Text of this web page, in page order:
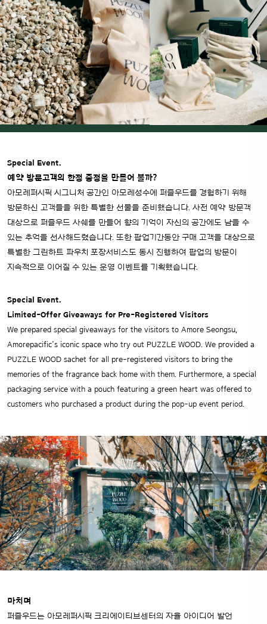
Special Event.
예약 방문고객의 한정 증정을 만들어 볼까?
아모레퍼시픽 시그니처 공간인 아모레성수에 퍼즐우드를 경험하기 위해
방문하신 고객들을 위한 특별한 선물을 준비했습니다. 사전 예약 방문객
대상으로 퍼즐우드 사쉐를 만들어 향의 기억이 자신의 공간에도 남을 수
있는 추억을 선사해드렸습니다. 또한 팝업기간동안 구매 고객을 대상으로
특별한 그린하트 파우치 포장서비스도 동시 진행하여 팝업의 방문이
지속적으로 이어질 수 있는 운영 이벤트를 기획했습니다.
Special Event.
Limited-Offer Giveaways for Pre-Registered Visitors
We prepared special giveaways for the visitors to Amore Seongsu,
Amorepacific’s iconic space who try out PUZZLE WOOD. We provided a
PUZZLE WOOD sachet for all pre-registered visitors to bring the
memories of the fragrance back home with them. Furthermore, a special
packaging service with a pouch featuring a green heart was offered to
customers who purchased a product during the pop-up event period.
마치며
퍼즐우드는 아모레퍼시픽 크리에이티브센터의 자율 아이디어 발언